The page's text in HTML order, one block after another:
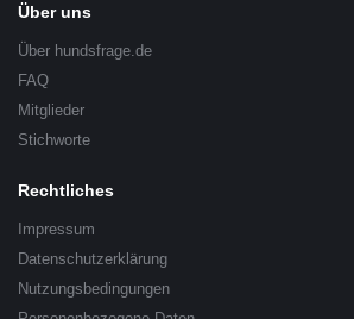
Über uns
Über hundsfrage.de
FAQ
Mitglieder
Stichworte
Rechtliches
Impressum
Datenschutzerklärung
Nutzungsbedingungen